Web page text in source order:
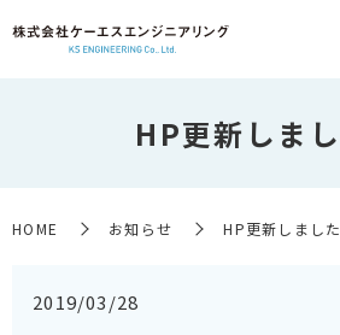
HP更新しまし
HOME お知らせ HP更新しました
2019/03/28